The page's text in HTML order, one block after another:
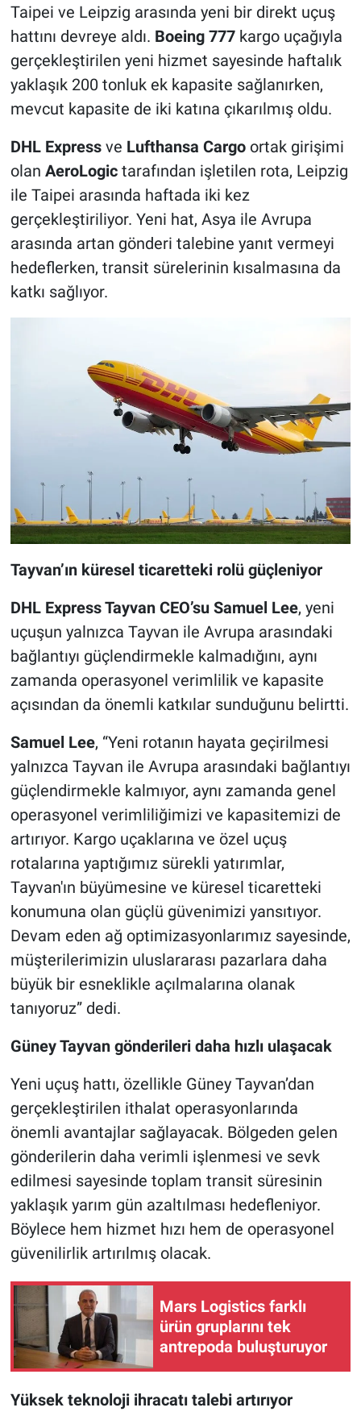
Taipei ve Leipzig arasında yeni bir direkt uçuş
hattını devreye aldı. Boeing 777kargo uçağıyla
gerçekleştirilen yeni hizmet sayesinde haftalık
yaklaşık 200 tonluk ek kapasite sağlanırken,
mevcut kapasite de iki katına çıkarılmış oldu.
DHL Expressve Lufthansa Cargoortak girişimi
olan AeroLogictarafından işletilen rota, Leipzig
ile Taipei arasında haftada iki kez
gerçekleştiriliyor. Yeni hat, Asya ile Avrupa
arasında artan gönderi talebine yanıt vermeyi
hedeflerken, transit sürelerinin kısalmasına da
katkı sağlıyor.
Tayvan’ın küresel ticaretteki rolü güçleniyor
DHL Express Tayvan CEO’su Samuel Lee, yeni
uçuşun yalnızca Tayvan ile Avrupa arasındaki
bağlantıyı güçlendirmekle kalmadığını, aynı
zamanda operasyonel verimlilik ve kapasite
açısından da önemli katkılar sunduğunu belirtti.
Samuel Lee, “Yeni rotanın hayata geçirilmesi
yalnızca Tayvan ile Avrupa arasındaki bağlantıyı
güçlendirmekle kalmıyor, aynı zamanda genel
operasyonel verimliliğimizi ve kapasitemizi de
artırıyor. Kargo uçaklarına ve özel uçuş
rotalarına yaptığımız sürekli yatırımlar,
Tayvan'ın büyümesine ve küresel ticaretteki
konumuna olan güçlü güvenimizi yansıtıyor.
Devam eden ağ optimizasyonlarımız sayesinde,
müşterilerimizin uluslararası pazarlara daha
büyük bir esneklikle açılmalarına olanak
tanıyoruz” dedi.
Güney Tayvan gönderileri daha hızlı ulaşacak
Yeni uçuş hattı, özellikle Güney Tayvan’dan
gerçekleştirilen ithalat operasyonlarında
önemli avantajlar sağlayacak. Bölgeden gelen
gönderilerin daha verimli işlenmesi ve sevk
edilmesi sayesinde toplam transit süresinin
yaklaşık yarım gün azaltılması hedefleniyor.
Böylece hem hizmet hızı hem de operasyonel
güvenilirlik artırılmış olacak.
Mars Logistics farklı
ürün gruplarını tek
antrepoda buluşturuyor
Yüksek teknoloji ihracatı talebi artırıyor